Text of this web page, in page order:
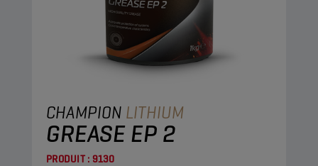
CHAMPION LITHIUM
GREASE EP 2
PRODUIT : 9130